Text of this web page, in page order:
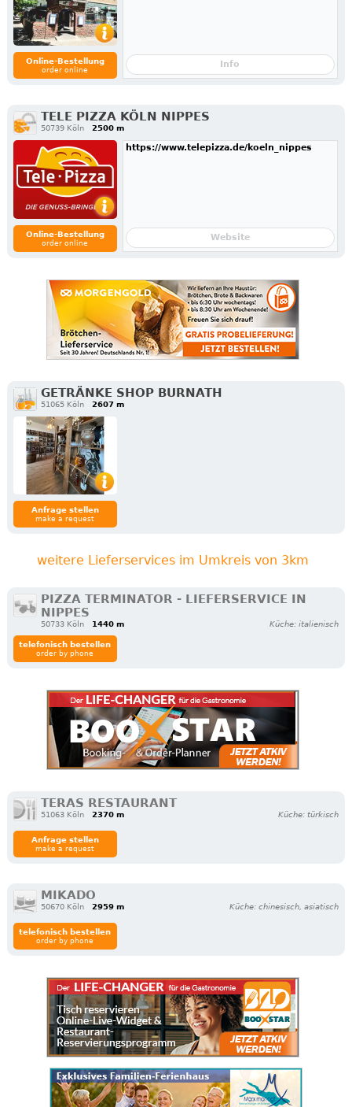
Online-Bestellung
order online
Info
TELE PIZZA KÖLN NIPPES
50739 Köln 2500 m
Online-Bestellung
order online
https://www.telepizza.de/koeln_nippes
Website
GETRÄNKE SHOP BURNATH
51065 Köln 2607 m
Anfrage stellen
make a request
weitere Lieferservices im Umkreis von 3km
PIZZA TERMINATOR - LIEFERSERVICE IN
NIPPES
50733 Köln 1440 m Küche: italienisch
telefonisch bestellen
order by phone
TERAS RESTAURANT
51063 Köln 2370 m Küche: türkisch
Anfrage stellen
make a request
MIKADO
50670 Köln 2959 m Küche: chinesisch, asiatisch
telefonisch bestellen
order by phone